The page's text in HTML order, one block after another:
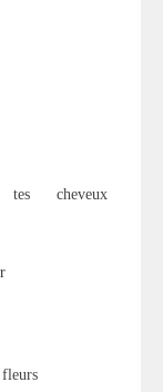
cheveux
fleurs